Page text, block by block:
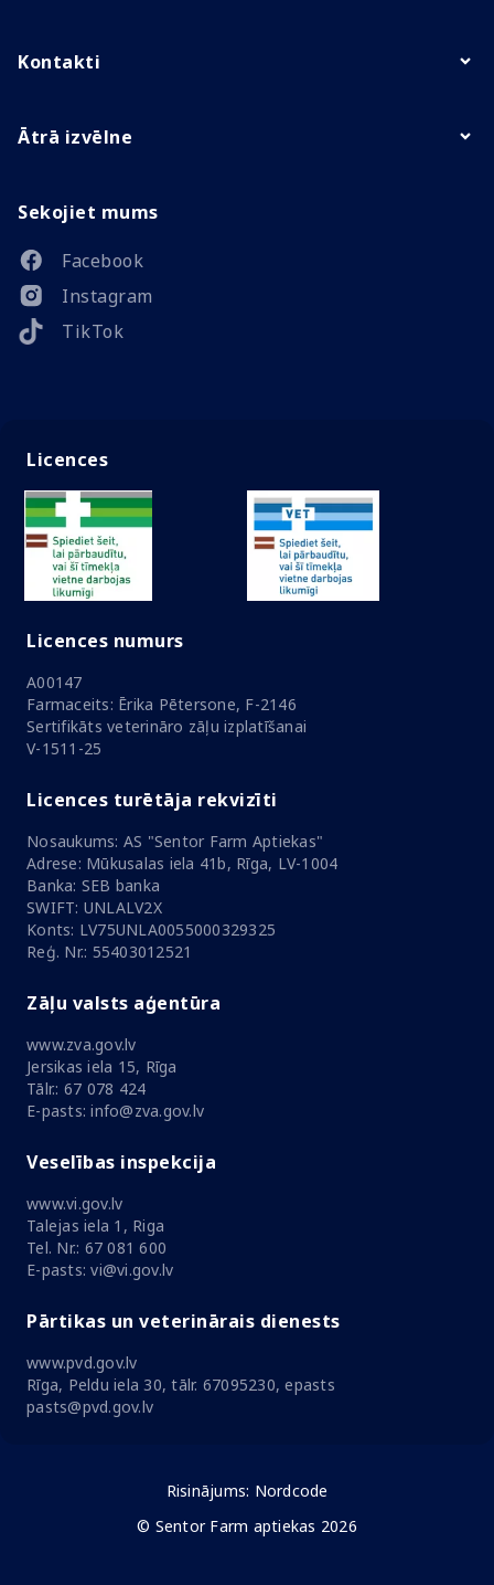
Kontakti
Ātrā izvēlne
Sekojiet mums
Facebook
Instagram
TikTok
Licences
Licences numurs
A00147
Farmaceits: Ērika Pētersone, F-2146
Sertifikāts veterināro zāļu izplatīšanai
V-1511-25
Licences turētāja rekvizīti
Nosaukums: AS "Sentor Farm Aptiekas"
Adrese: Mūkusalas iela 41b, Rīga, LV-1004
Banka: SEB banka
SWIFT: UNLALV2X
Konts: LV75UNLA0055000329325
Reģ. Nr.: 55403012521
Zāļu valsts aģentūra
www.zva.gov.lv
Jersikas iela 15, Rīga
Tālr.: 67 078 424
E-pasts: info@zva.gov.lv
Veselības inspekcija
www.vi.gov.lv
Talejas iela 1, Riga
Tel. Nr.: 67 081 600
E-pasts: vi@vi.gov.lv
Pārtikas un veterinārais dienests
www.pvd.gov.lv
Rīga, Peldu iela 30, tālr. 67095230, epasts
pasts@pvd.gov.lv
Risinājums: Nordcode
© Sentor Farm aptiekas 2026